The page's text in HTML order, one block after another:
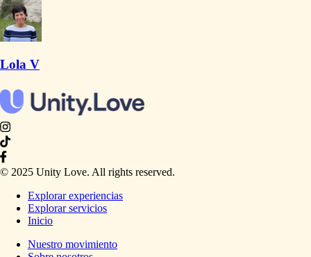
Lola V
© 2025 Unity Love. All rights reserved.
Explorar experiencias
Explorar servicios
Inicio
Nuestro movimiento